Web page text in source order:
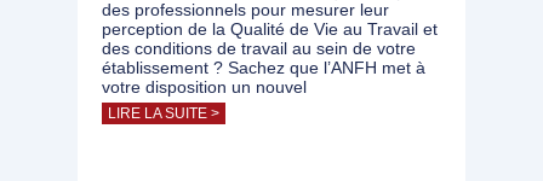
des professionnels pour mesurer leur
perception de la Qualité de Vie au Travail et
des conditions de travail au sein de votre
établissement ? Sachez que l’ANFH met à
votre disposition un nouvel
LIRE LA SUITE >